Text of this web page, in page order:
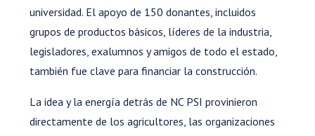
universidad. El apoyo de 150 donantes, incluidos
grupos de productos básicos, líderes de la industria,
legisladores, exalumnos y amigos de todo el estado,
también fue clave para financiar la construcción.
La idea y la energía detrás de NC PSI provinieron
directamente de los agricultores, las organizaciones